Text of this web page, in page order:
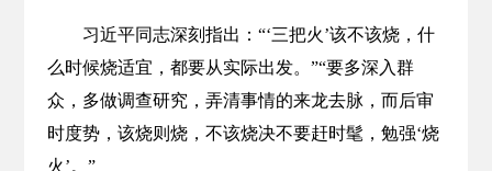
习近平同志深刻指出：“‘三把火’该不该烧，什
么时候烧适宜，都要从实际出发。”“要多深入群
众，多做调查研究，弄清事情的来龙去脉，而后审
时度势，该烧则烧，不该烧决不要赶时髦，勉强‘烧
火’。”